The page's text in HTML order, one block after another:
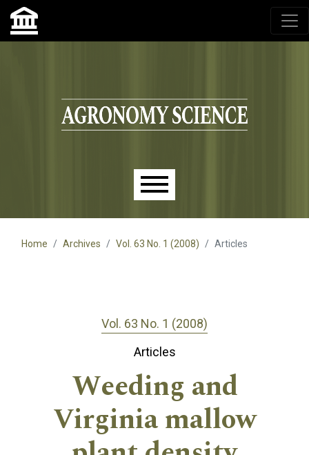
Agronomy Science, przyrodniczy lublin, czasopisma up,
czasopisma uniwersytet przyrodniczy lublin
Skip to main navigation menu
Skip to main content
Skip to site footer
Main menu
Home Archives Vol. 63 No. 1 (2008) Articles
Vol. 63 No. 1 (2008)
Articles
Weeding and
Virginia mallow